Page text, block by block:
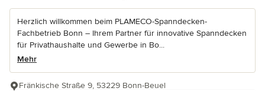
Herzlich willkommen beim PLAMECO-Spanndecken-
Fachbetrieb Bonn – Ihrem Partner für innovative Spanndecken
für Privathaushalte und Gewerbe in Bo...
Mehr
Fränkische Straße 9, 53229 Bonn-Beuel